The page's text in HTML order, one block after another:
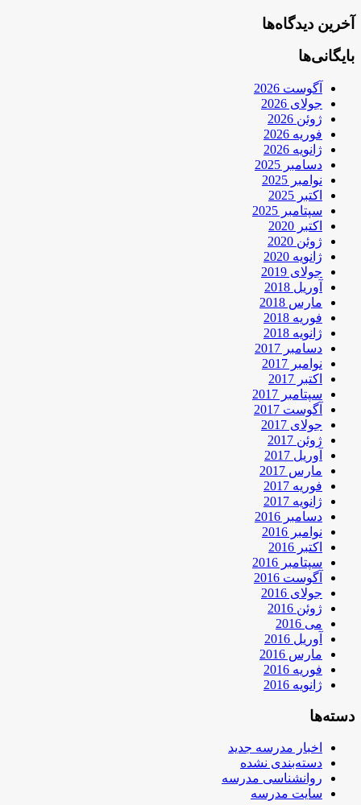
آخرین دیدگاه‌ها
بایگانی‌ها
آگوست 2026
جولای 2026
ژوئن 2026
فوریه 2026
ژانویه 2026
دسامبر 2025
نوامبر 2025
اکتبر 2025
سپتامبر 2025
اکتبر 2020
ژوئن 2020
ژانویه 2020
جولای 2019
آوریل 2018
مارس 2018
فوریه 2018
ژانویه 2018
دسامبر 2017
نوامبر 2017
اکتبر 2017
سپتامبر 2017
آگوست 2017
جولای 2017
ژوئن 2017
آوریل 2017
مارس 2017
فوریه 2017
ژانویه 2017
دسامبر 2016
نوامبر 2016
اکتبر 2016
سپتامبر 2016
آگوست 2016
جولای 2016
ژوئن 2016
می 2016
آوریل 2016
مارس 2016
فوریه 2016
ژانویه 2016
دسته‌ها
اخبار مدرسه جدید
دسته‌بندی نشده
روانشناسی مدرسه
سایت مدرسه